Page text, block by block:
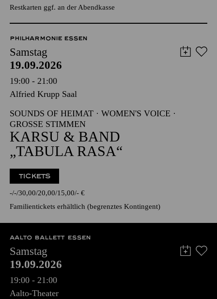
Restkarten ggf. an der Abendkasse
PHILHARMONIE ESSEN
Samstag
19.09.2026
19:00 - 21:00
Alfried Krupp Saal
SOUNDS OF HEIMAT · WOMEN'S VOICE ·
GROSSE STIMMEN
KARSU & BAND
„TABULA RASA“
TICKETS
- - 30,00 20,00 15,00 - €
Familientickets erhältlich (begrenztes Kontingent)
AALTO BALLETT ESSEN
Samstag
19.09.2026
19:00 - 21:00
Aalto-Theater